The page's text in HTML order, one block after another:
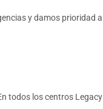
y damos prioridad a
todos los centros Legacy